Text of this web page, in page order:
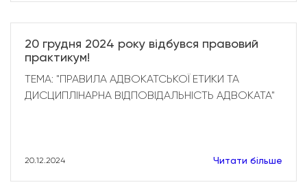
20 грудня 2024 року відбувся правовий
практикум!
ТЕМА: "ПРАВИЛА АДВОКАТСЬКОЇ ЕТИКИ ТА
ДИСЦИПЛІНАРНА ВІДПОВІДАЛЬНІСТЬ АДВОКАТА"
20.12.2024 Читати більше